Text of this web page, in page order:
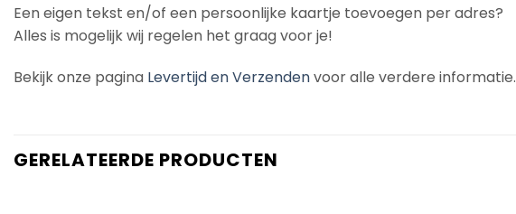
Een eigen tekst en/of een persoonlijke kaartje toevoegen per adres?
Alles is mogelijk wij regelen het graag voor je!
Bekijk onze pagina Levertijd en Verzendenvoor alle verdere informatie.
GERELATEERDE PRODUCTEN